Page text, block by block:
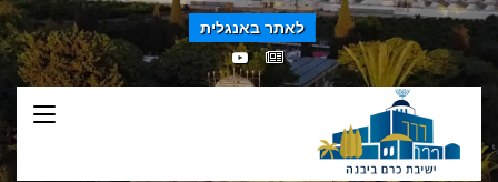
לאתר באנגלית